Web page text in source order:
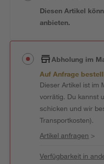
Diesen Artikel
anbieten.
Abholung im
Auf Anfrage
Dieser Artikel ist im
vorrätig. Du kannst
schicken und wir
Transportkosten).
Artikel anfragen >
Verfügbarkeit in